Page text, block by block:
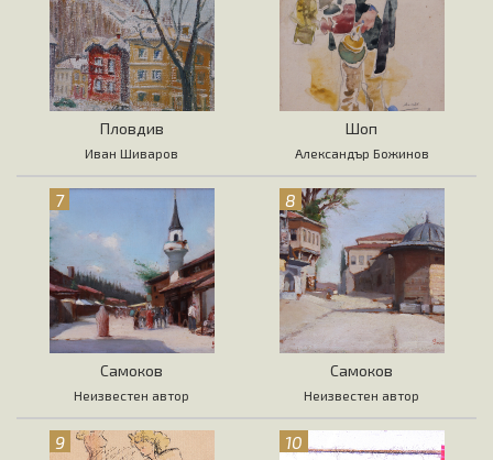
Пловдив
Иван Шиваров
Шоп
Александър Божинов
7
Самоков
Неизвестен автор
8
Самоков
Неизвестен автор
9 10